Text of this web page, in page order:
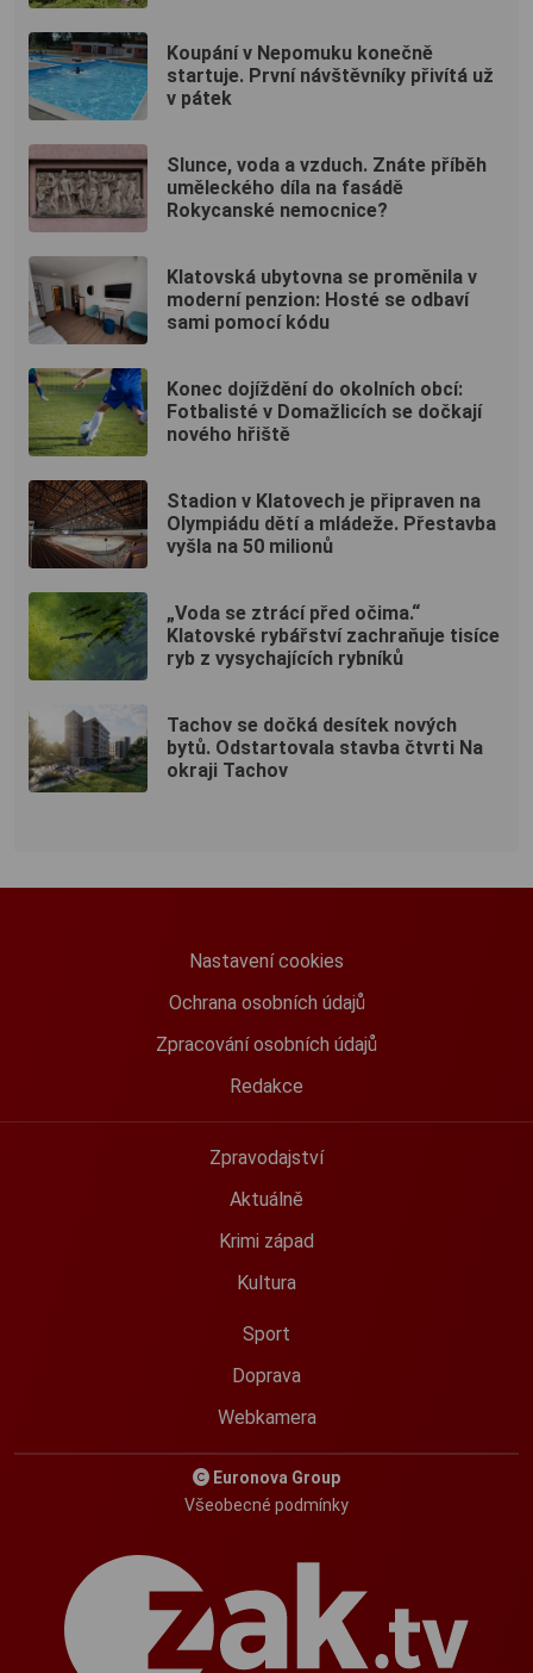
Koupání v Nepomuku konečně
startuje. První návštěvníky přivítá už
v pátek
Slunce, voda a vzduch. Znáte příběh
uměleckého díla na fasádě
Rokycanské nemocnice?
Klatovská ubytovna se proměnila v
moderní penzion: Hosté se odbaví
sami pomocí kódu
Konec dojíždění do okolních obcí:
Fotbalisté v Domažlicích se dočkají
nového hřiště
Stadion v Klatovech je připraven na
Olympiádu dětí a mládeže. Přestavba
vyšla na 50 milionů
„Voda se ztrácí před očima.“
Klatovské rybářství zachraňuje tisíce
ryb z vysychajících rybníků
Tachov se dočká desítek nových
bytů. Odstartovala stavba čtvrti Na
okraji Tachov
Nastavení cookies
Ochrana osobních údajů
Zpracování osobních údajů
Redakce
Zpravodajství
Aktuálně
Krimi západ
Kultura
Sport
Doprava
Webkamera
Euronova Group
Všeobecné podmínky